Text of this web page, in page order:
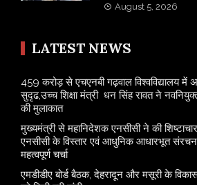
August 5, 2026
LATEST NEWS
459 करोड़ से एचएनबी गढ़वाल विश्वविद्यालय में
सुदृढ,उच्च शिक्षा मंत्री धन सिंह रावत ने
की मुलाकात
मुख्यमंत्री से महानिदेशक एनसीसी ने की
एनसीसी के विस्तार एवं आधुनिक आधारभूत
महत्वपूर्ण चर्चा
एमडीडीए बोर्ड बैठक, देहरादून और मसूरी के